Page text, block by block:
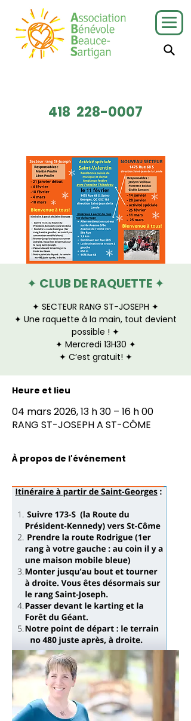
418 228-0007
✦ CLUB DE RAQUETTE ✦
✦ SECTEUR RANG ST-JOSEPH ✦
✦ Une raquette à la main, tout devient
possible ! ✦
✦ Mercredi 13H30 ✦
✦ C’est gratuit! ✦
Heure et lieu
04 mars 2026, 13 h 30 – 16 h 00
RANG ST-JOSEPH A ST-CÔME
À propos de l'événement